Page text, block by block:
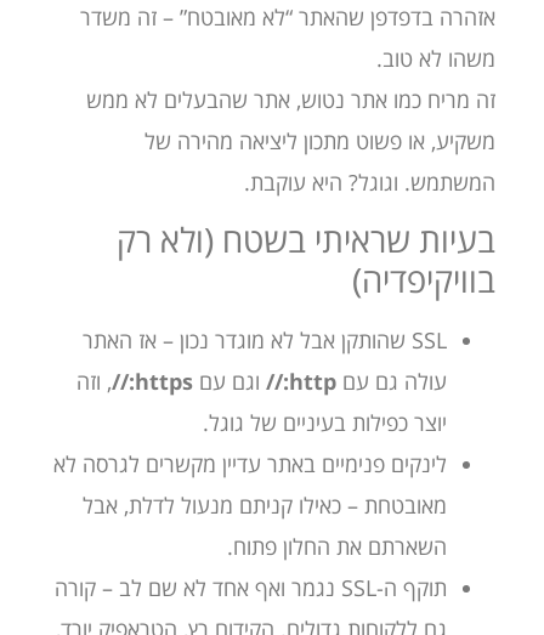
אזהרה בדפדפן שהאתר “לא מאובטח” – זה משדר
משהו לא טוב.
זה מריח כמו אתר נטוש, אתר שהבעלים לא ממש
משקיע, או פשוט מתכון ליציאה מהירה של
המשתמש. וגוגל? היא עוקבת.
בעיות שראיתי בשטח (ולא רק
בוויקיפדיה)
SSL שהותקן אבל לא מוגדר נכון – אז האתר
עולה גם עם http:// וגם עם https://
, וזה
יוצר כפילות בעיניים של גוגל.
לינקים פנימיים באתר עדיין מקשרים לגרסה לא
מאובטחת – כאילו קניתם מנעול לדלת, אבל
השארתם את החלון פתוח.
תוקף ה-SSL נגמר ואף אחד לא שם לב – קורה